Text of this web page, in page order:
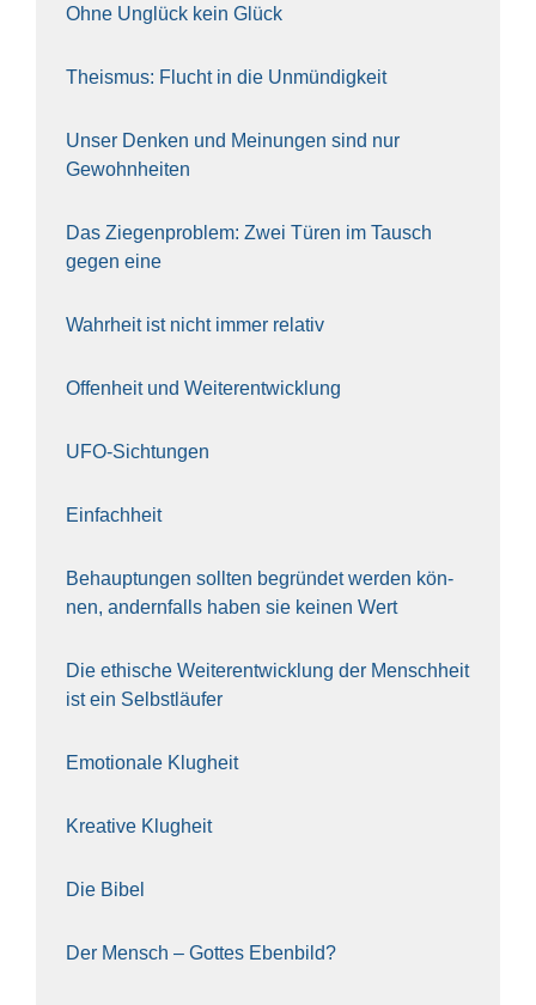
Ohne Unglück kein Glück
The­is­mus: Flucht in die Unmün­dig­keit
Unser Den­ken und Mei­nun­gen sind nur
Gewohn­hei­ten
Das Zie­gen­pro­blem: Zwei Türen im Tausch
gegen eine
Wahr­heit ist nicht immer rela­tiv
Offen­heit und Wei­ter­ent­wick­lung
UFO-Sich­tun­gen
Ein­fach­heit
Behaup­tun­gen soll­ten begrün­det wer­den kön­
nen, andern­falls haben sie kei­nen Wert
Die ethi­sche Wei­ter­ent­wick­lung der Mensch­heit
ist ein Selbst­läu­fer
Emo­tio­na­le Klug­heit
Krea­ti­ve Klug­heit
Die Bibel
Der Mensch – Got­tes Eben­bild?